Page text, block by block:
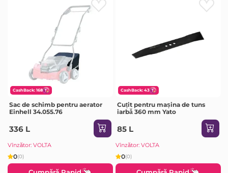
CashBack: 168
Sac de schimb pentru aerator
Einhell 34.055.76
336 L
Vînzător: VOLTA
0(0)
CashBack: 43
Cuțit pentru mașina de tuns
iarbă 360 mm Yato
85 L
Vînzător: VOLTA
0(0)